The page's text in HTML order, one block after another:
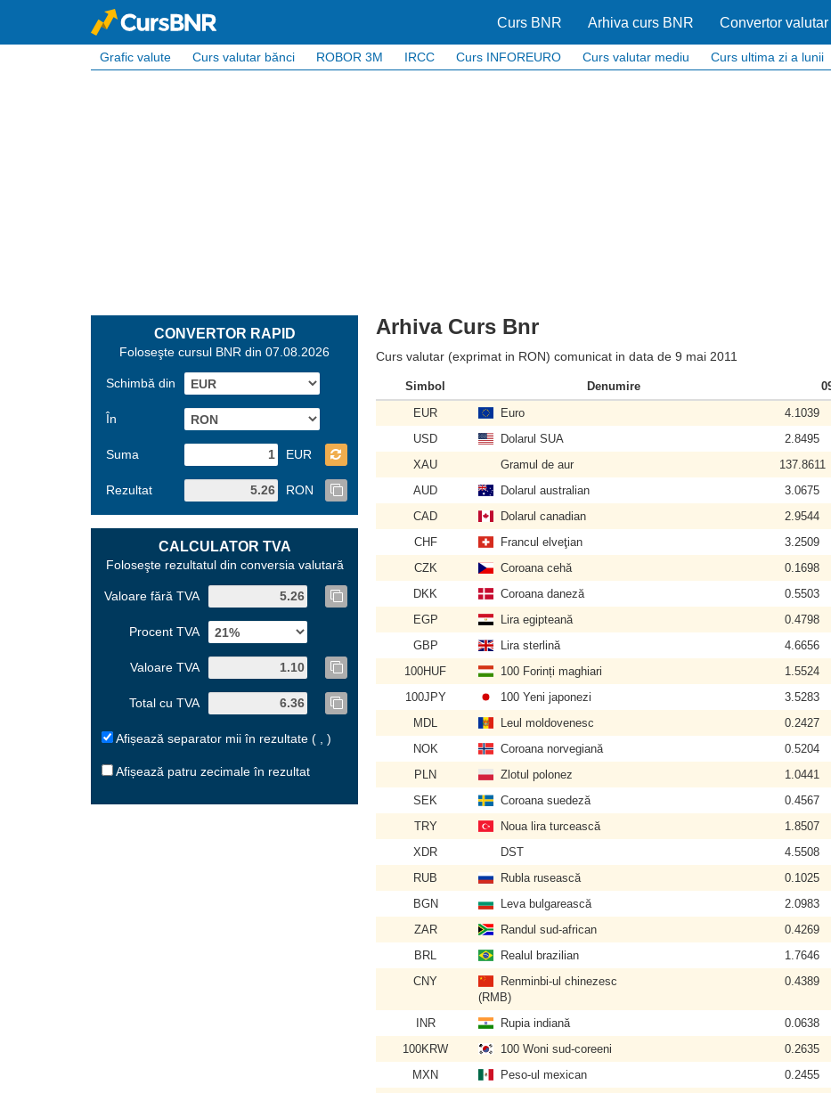
Curs BNR Arhiva curs BNR Convertor valutar
Grafic valute Curs valutar bănci ROBOR 3M IRCC Curs INFOREURO Curs valutar mediu Curs ultima zi a lunii
CONVERTOR RAPID
Foloseşte cursul BNR din 07.08.2026
Schimbă din
În
Suma EUR
Rezultat RON
CALCULATOR TVA
Foloseşte rezultatul din conversia valutară
Valoare fără TVA
Procent TVA
Valoare TVA
Total cu TVA
Afișează separator mii în rezultate ( , )
Afișează patru zecimale în rezultat
Arhiva Curs Bnr
Curs valutar (exprimat in RON) comunicat in data de 9 mai 2011
Simbol Denumire
EUR
Euro 4.1039
USD
Dolarul SUA 2.8495
XAU
Gramul de aur 137.8611
AUD
Dolarul australian 3.0675
CAD
Dolarul canadian 2.9544
CHF
Francul elveţian 3.2509
CZK
Coroana cehă 0.1698
DKK
Coroana daneză 0.5503
EGP
Lira egipteană 0.4798
GBP
Lira sterlină 4.6656
100HUF
100 Forinți maghiari 1.5524
100JPY
100 Yeni japonezi 3.5283
MDL
Leul moldovenesc 0.2427
NOK
Coroana norvegiană 0.5204
PLN
Zlotul polonez 1.0441
SEK
Coroana suedeză 0.4567
TRY
Noua lira turcească 1.8507
XDR
DST 4.5508
RUB
Rubla rusească 0.1025
BGN
Leva bulgarească 2.0983
ZAR
Randul sud-african 0.4269
BRL
Realul brazilian 1.7646
CNY
Renminbi-ul chinezesc
(RMB)
0.4389
INR Rupia indiană 0.0638
100KRW
100 Woni sud-coreeni 0.2635
MXN
Peso-ul mexican 0.2455